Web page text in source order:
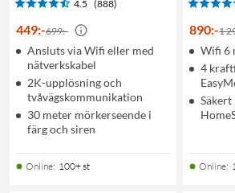
4.5 (888)
449:-699:-
Ansluts via Wifi eller med
nätverkskabel
2K-upplösning och
tvåvägskommunikation
30 meter mörkerseende i
färg och siren
Online: 100+ st
890:-1
Wifi 6
4
Säkert
Online: